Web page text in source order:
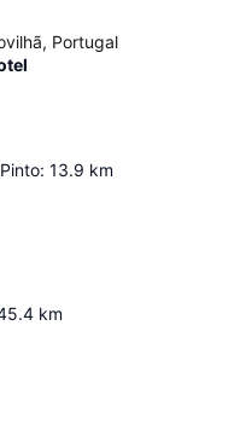
Portugal
: 13.9 km
km